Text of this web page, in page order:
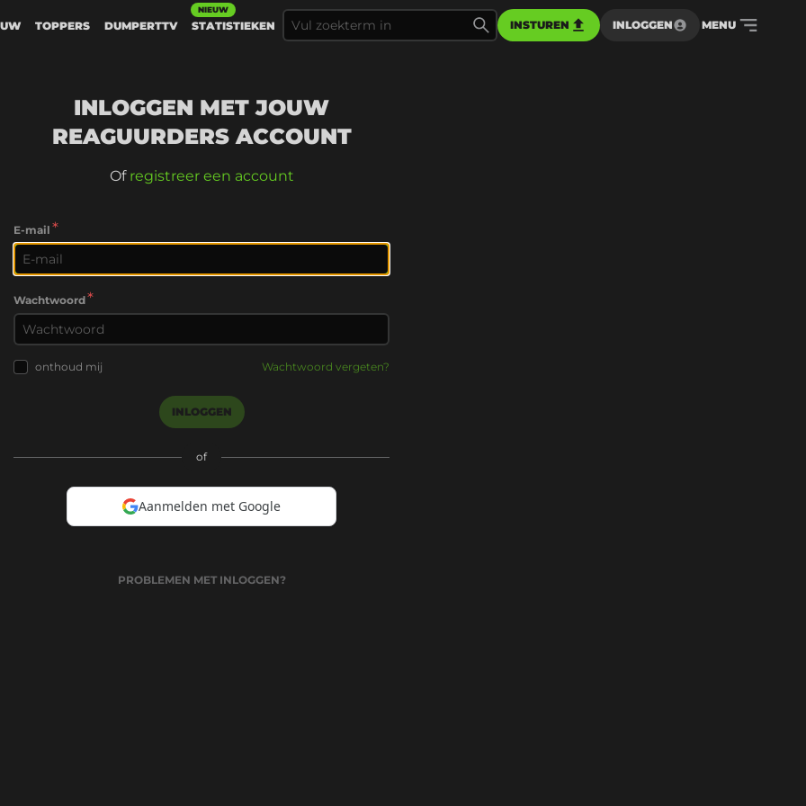
TOPPERS DUMPERTTV STATISTIEKEN
NIEUW
INSTUREN INLOGGEN MENU
INLOGGEN MET JOUW
REAGUURDERS ACCOUNT
Of registreer een account
E-mail *
Wachtwoord*
onthoud mij Wachtwoord vergeten?
INLOGGEN
of
Aanmelden met Google
PROBLEMEN MET INLOGGEN?